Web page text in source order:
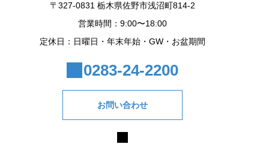
〒327-0831 栃木県佐野市浅沼町814-2
営業時間：9:00〜18:00
定休日：日曜日・年末年始・GW・お盆期間
0283-24-2200
お問い合わせ